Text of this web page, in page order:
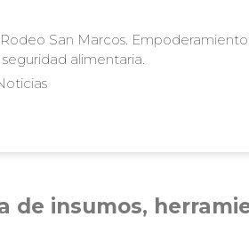
San Marcos.
alimentaria.
de insumos,